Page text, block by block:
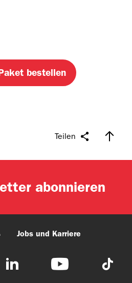
Teilen
abonnieren
Jobs und Karriere